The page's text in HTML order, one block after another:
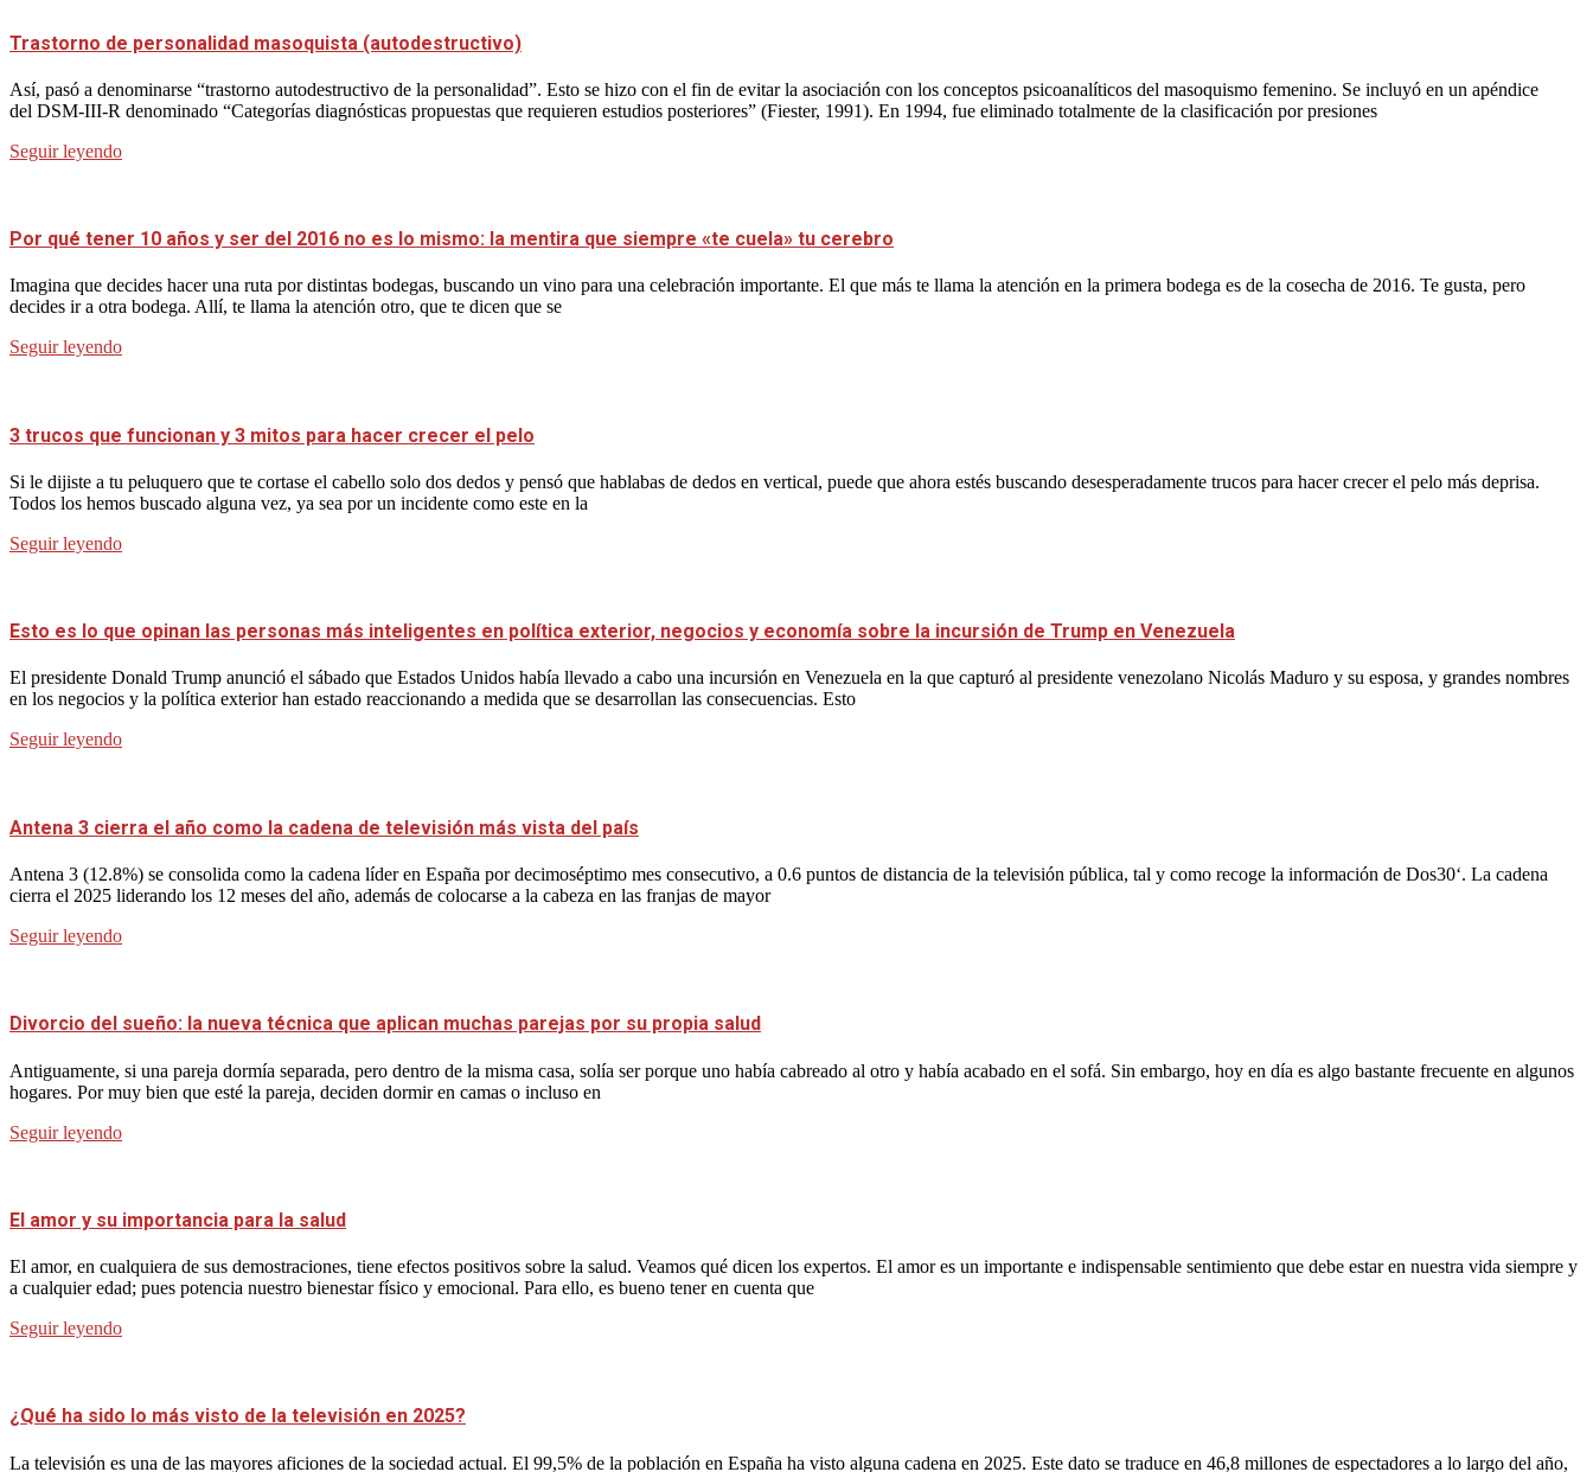
Trastorno de personalidad masoquista (autodestructivo)
Así, pasó a denominarse “trastorno autodestructivo de la personalidad”. Esto se hizo con el fin de evitar la asociación con los conceptos psicoanalíticos del masoquismo femenino. Se incluyó en un apéndice
del DSM-III-R denominado “Categorías diagnósticas propuestas que requieren estudios posteriores” (Fiester, 1991). En 1994, fue eliminado totalmente de la clasificación por presiones
Seguir leyendo
Por qué tener 10 años y ser del 2016 no es lo mismo: la mentira que siempre «te cuela» tu cerebro
Imagina que decides hacer una ruta por distintas bodegas, buscando un vino para una celebración importante. El que más te llama la atención en la primera bodega es de la cosecha de 2016. Te gusta, pero
decides ir a otra bodega. Allí, te llama la atención otro, que te dicen que se
Seguir leyendo
3 trucos que funcionan y 3 mitos para hacer crecer el pelo
Si le dijiste a tu peluquero que te cortase el cabello solo dos dedos y pensó que hablabas de dedos en vertical, puede que ahora estés buscando desesperadamente trucos para hacer crecer el pelo más deprisa.
Todos los hemos buscado alguna vez, ya sea por un incidente como este en la
Seguir leyendo
Esto es lo que opinan las personas más inteligentes en política exterior, negocios y economía sobre la incursión de Trump en Venezuela
El presidente Donald Trump anunció el sábado que Estados Unidos había llevado a cabo una incursión en Venezuela en la que capturó al presidente venezolano Nicolás Maduro y su esposa, y grandes nombres
en los negocios y la política exterior han estado reaccionando a medida que se desarrollan las consecuencias. Esto
Seguir leyendo
Antena 3 cierra el año como la cadena de televisión más vista del país
Antena 3 (12.8%) se consolida como la cadena líder en España por decimoséptimo mes consecutivo, a 0.6 puntos de distancia de la televisión pública, tal y como recoge la información de Dos30‘. La cadena
cierra el 2025 liderando los 12 meses del año, además de colocarse a la cabeza en las franjas de mayor
Seguir leyendo
Divorcio del sueño: la nueva técnica que aplican muchas parejas por su propia salud
Antiguamente, si una pareja dormía separada, pero dentro de la misma casa, solía ser porque uno había cabreado al otro y había acabado en el sofá. Sin embargo, hoy en día es algo bastante frecuente en algunos
hogares. Por muy bien que esté la pareja, deciden dormir en camas o incluso en
Seguir leyendo
El amor y su importancia para la salud
El amor, en cualquiera de sus demostraciones, tiene efectos positivos sobre la salud. Veamos qué dicen los expertos. El amor es un importante e indispensable sentimiento que debe estar en nuestra vida siempre y
a cualquier edad; pues potencia nuestro bienestar físico y emocional. Para ello, es bueno tener en cuenta que
Seguir leyendo
¿Qué ha sido lo más visto de la televisión en 2025?
La televisión es una de las mayores aficiones de la sociedad actual. El 99,5% de la población en España ha visto alguna cadena en 2025. Este dato se traduce en 46,8 millones de espectadores a lo largo del año,